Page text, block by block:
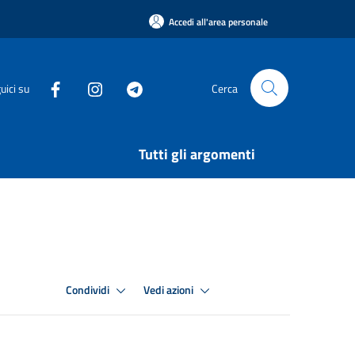
Accedi all'area personale
su Cerca
Tutti gli argomenti
Condividi Vedi azioni